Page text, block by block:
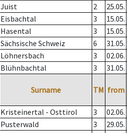
Juist 2 25.05.
Eisbachtal 3 15.05.
Hasental 3 15.05.
Sächsische Schweiz 6 31.05.
Löhnersbach 3 02.06.
Blühnbachtal 3 31.05.
Surname TM from
Kristeinertal - Osttirol 3 02.06.
Pusterwald 3 29.05.